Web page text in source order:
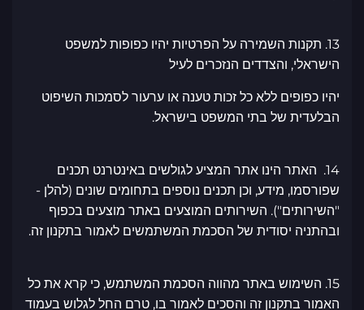
13. תקנות השמירה על הפרטיות יהיו כפופות למשפט
הישראלי, והצדדים הנזכרים לעיל
יהיו כפופים ללא כל זכות טענה או ערעור לסמכות השיפוט
הבלעדית של בתי המשפט בישראל.
14. האתר הינו אתר המציע לגולשים באינטרנט תכנים
שפורסמו, מידע, וכן תכנים נוספים בתחומים שונים (להלן -
"השירותים"). השירותים המוצעים באתר מוצעים בכפוף
ובהתניה יסודית של הסכמת המשתמשים לאמור בתקנון זה.
15. השימוש באתר מהווה הסכמת המשתמש, כי קרא את כל
האמור בתקנון זה והסכים לאמור בו, טרם החל לגלוש בעמוד